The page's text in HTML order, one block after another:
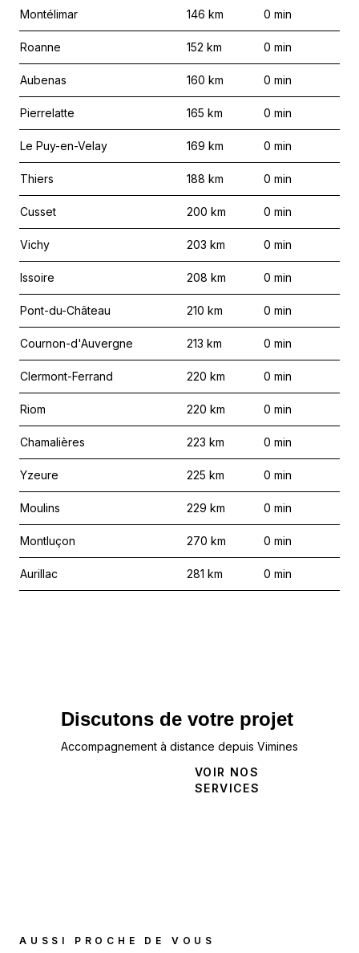
Montélimar 146 km 0 min
Roanne 152 km 0 min
Aubenas 160 km 0 min
Pierrelatte 165 km 0 min
Le Puy-en-Velay 169 km 0 min
Thiers 188 km 0 min
Cusset 200 km 0 min
Vichy 203 km 0 min
Issoire 208 km 0 min
Pont-du-Château 210 km 0 min
Cournon-d'Auvergne 213 km 0 min
Clermont-Ferrand 220 km 0 min
Riom 220 km 0 min
Chamalières 223 km 0 min
Yzeure 225 km 0 min
Moulins 229 km 0 min
Montluçon 270 km 0 min
Aurillac 281 km 0 min
Discutons de votre projet
Accompagnement à distance depuis Vimines
VOIR NOS
SERVICES
AUSSI PROCHE DE VOUS